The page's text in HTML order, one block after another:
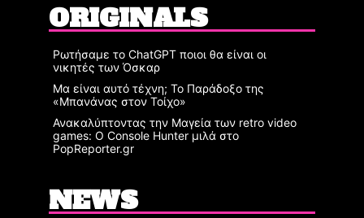
ORIGINALS
Ρωτήσαμε το ChatGPT ποιοι θα είναι οι
νικητές των Όσκαρ
Μα είναι αυτό τέχνη; Το Παράδοξο της
«Μπανάνας στον Τοίχο»
Ανακαλύπτοντας την Μαγεία των retro video
games: Ο Console Hunter μιλά στο
PopReporter.gr
NEWS